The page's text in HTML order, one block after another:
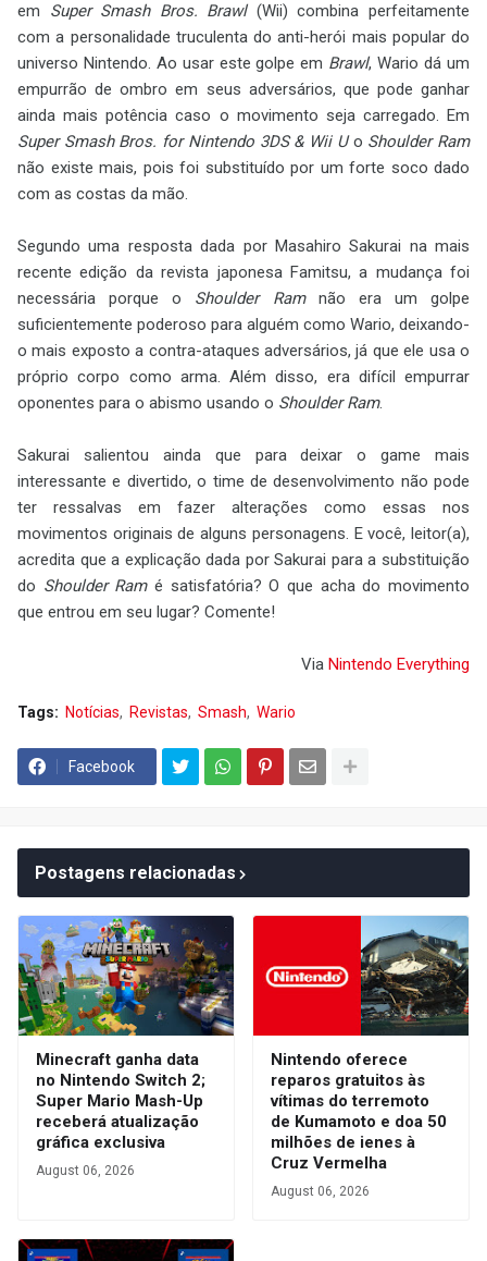
em Super Smash Bros. Brawl(Wii) combina perfeitamente
com a personalidade truculenta do anti-herói mais popular do
universo Nintendo. Ao usar este golpe em Brawl, Wario dá um
empurrão de ombro em seus adversários, que pode ganhar
ainda mais potência caso o movimento seja carregado. Em
Super Smash Bros. for Nintendo 3DS & Wii Uo Shoulder Ram
não existe mais, pois foi substituído por um forte soco dado
com as costas da mão.
Segundo uma resposta dada por Masahiro Sakurai na mais
recente edição da revista japonesa Famitsu, a mudança foi
necessária porque o Shoulder Ramnão era um golpe
suficientemente poderoso para alguém como Wario, deixando-
o mais exposto a contra-ataques adversários, já que ele usa o
próprio corpo como arma. Além disso, era difícil empurrar
oponentes para o abismo usando o Shoulder Ram.
Sakurai salientou ainda que para deixar o game mais
interessante e divertido, o time de desenvolvimento não pode
ter ressalvas em fazer alterações como essas nos
movimentos originais de alguns personagens. E você, leitor(a),
acredita que a explicação dada por Sakurai para a substituição
do Shoulder Ramé satisfatória? O que acha do movimento
que entrou em seu lugar? Comente!
Via Nintendo Everything
Tags: Notícias Revistas Smash Wario
Facebook
Postagens relacionadas
Minecraft ganha data
no Nintendo Switch 2;
Super Mario Mash-Up
receberá atualização
gráfica exclusiva
August 06, 2026
Nintendo oferece
reparos gratuitos às
vítimas do terremoto
de Kumamoto e doa 50
milhões de ienes à
Cruz Vermelha
August 06, 2026